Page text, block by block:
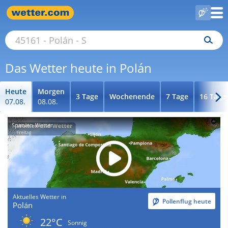
Das Wetter heute in Polán
Heute
07.08.
Morgen
08.08.
3 Tage Wochenende 7 Tage 16 Tage
Spanien-Wetter
Aktuelles Wetter in
Polán Pollenflug heute
22°C
Sonnig